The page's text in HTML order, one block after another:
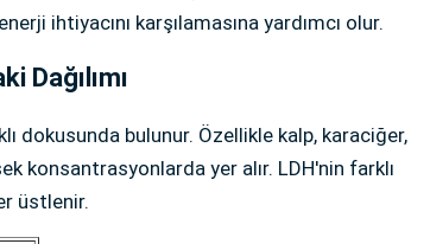
ihtiyacını karşılamasına yardımcı olur.
Dağılımı
dokusunda bulunur. Özellikle kalp, karaciğer,
konsantrasyonlarda yer alır. LDH'nin farklı
üstlenir.